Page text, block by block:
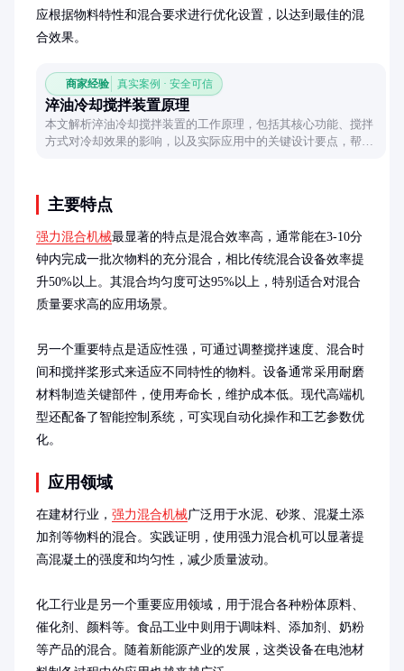
应根据物料特性和混合要求进行优化设置，以达到最佳的混
合效果。
商家经验 真实案例 · 安全可信
淬油冷却搅拌装置原理
本文解析淬油冷却搅拌装置的工作原理，包括其核心功能、搅拌
方式对冷却效果的影响，以及实际应用中的关键设计要点，帮助
主要特点
强力混合机械最显著的特点是混合效率高，通常能在3-10分
钟内完成一批次物料的充分混合，相比传统混合设备效率提
升50%以上。其混合均匀度可达95%以上，特别适合对混合
质量要求高的应用场景。
另一个重要特点是适应性强，可通过调整搅拌速度、混合时
间和搅拌桨形式来适应不同特性的物料。设备通常采用耐磨
材料制造关键部件，使用寿命长，维护成本低。现代高端机
型还配备了智能控制系统，可实现自动化操作和工艺参数优
化。
应用领域
在建材行业， 强力混合机械广泛用于水泥、砂浆、混凝土添
加剂等物料的混合。实践证明，使用强力混合机可以显著提
高混凝土的强度和均匀性，减少质量波动。
化工行业是另一个重要应用领域，用于混合各种粉体原料、
催化剂、颜料等。食品工业中则用于调味料、添加剂、奶粉
等产品的混合。随着新能源产业的发展，这类设备在电池材